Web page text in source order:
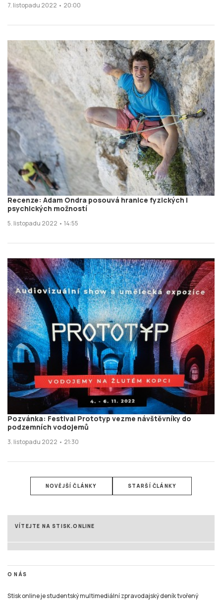
7. listopadu 2022 • 20:00
Recenze: Adam Ondra posouvá hranice fyzických i
psychických možností
5. listopadu 2022 • 14:55
Pozvánka: Festival Prototyp vezme návštěvníky do
podzemních vodojemů
3. listopadu 2022 • 21:30
NOVĚJŠÍ ČLÁNKY STARŠÍ ČLÁNKY
VÍTEJTE NA STISK.ONLINE
O NÁS
Stisk online je studentský multimediální zpravodajský deník tvořený